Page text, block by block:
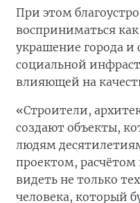
При этом
восприниматься
украшение города и
социальной
влияющей на
«Строители,
создают объекты,
людям
проектом,
видеть не только
человека, который